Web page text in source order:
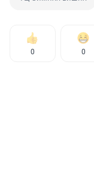
0 0